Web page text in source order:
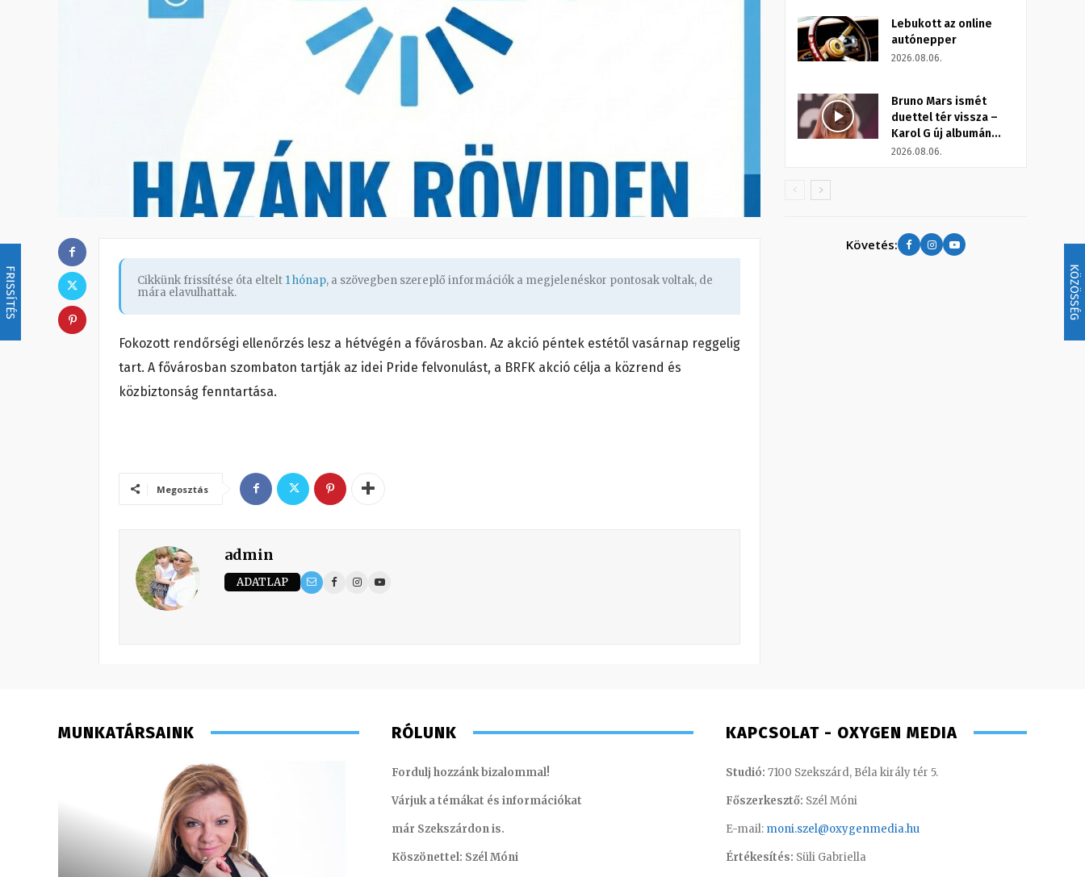
FRISSÍTÉS KÖZÖSSÉG
Cikkünk frissítése óta eltelt 1 hónap, a szövegben szereplő információk a megjelenéskor pontosak voltak, de
mára elavulhattak.
Fokozott rendőrségi ellenőrzés lesz a hétvégén a fővárosban. Az akció péntek estétől vasárnap reggelig
tart. A fővárosban szombaton tartják az idei Pride felvonulást, a BRFK akció célja a közrend és
közbiztonság fenntartása.
Megosztás
admin
ADATLAP
Lebukott az online
autónepper
2026.08.06.
Bruno Mars ismét
duettel tér vissza –
Karol G új albumán...
2026.08.06.
Követés:
MUNKATÁRSAINK RÓLUNK
Fordulj hozzánk bizalommal!
Várjuk a témákat és információkat
már Szekszárdon is.
Köszönettel: Szél Móni
KAPCSOLAT - OXYGEN MEDIA
Studió: 7100 Szekszárd, Béla király tér 5.
Főszerkesztő: Szél Móni
E-mail: moni.szel@oxygenmedia.hu
Értékesítés: Süli Gabriella